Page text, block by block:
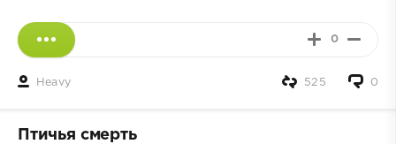
0
Heavy 0
525
Птичья смерть